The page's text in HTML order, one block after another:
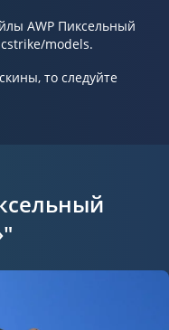
AWP Пиксельный
models.
то следуйте